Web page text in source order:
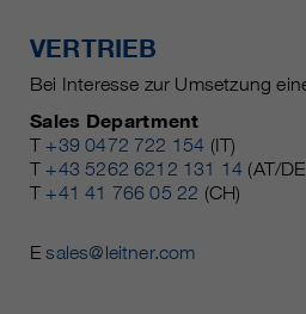
VERTRIEB
Bei Interesse zur Umsetzung
Sales Department
T +39 0472 722 154 (IT)
T +43 5262 6212 131 14 (AT/
T +41 41 766 05 22 (CH)
Esales@leitner.com